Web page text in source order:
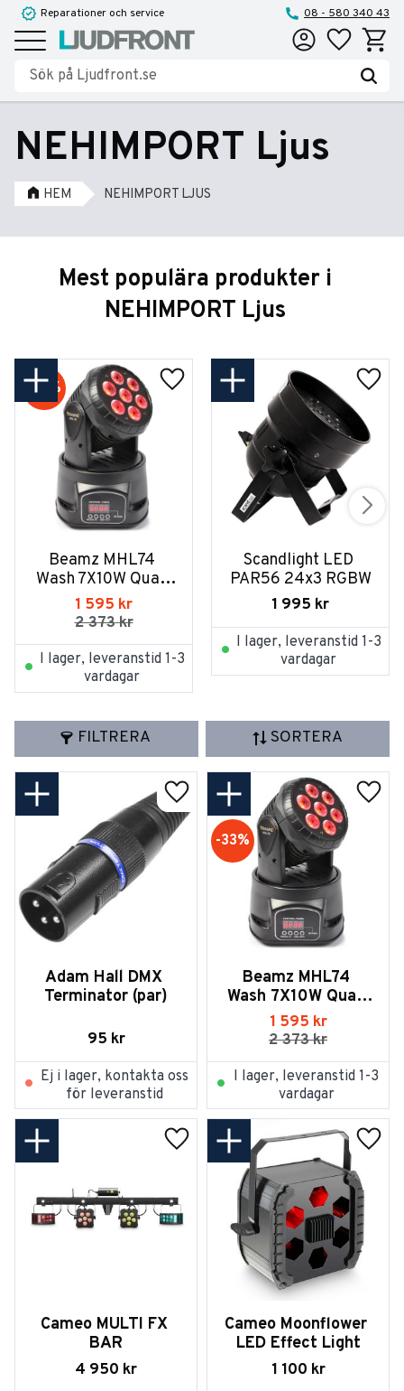
Meny
Reparationer och service 08 - 580 340 43
Favoriter
NEHIMPORT Ljus
HEM NEHIMPORT LJUS
Mest populära produkter i
NEHIMPORT Ljus
Beamz MHL74
Wash 7X10W Quad
12CHDMX
1 595 kr
2 373kr
33 %
I lager, leveranstid 1-3
vardagar
Scandlight LED
PAR56 24x3 RGBW
1 995 kr
I lager, leveranstid 1-3
vardagar
FILTRERA SORTERA
Adam Hall DMX
Terminator (par)
95 kr
Lägg till i favoriter
Ej i lager, kontakta oss
för leveranstid
Beamz MHL74
Wash 7X10W Quad
12CHDMX
1 595 kr
2 373kr
33%
I lager, leveranstid 1-3
vardagar
Cameo MULTI FX
BAR
4 950 kr
Lägg till i favoriter
Cameo Moonflower
LED Effect Light
1 100 kr